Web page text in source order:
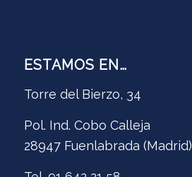
ESTAMOS EN…
Torre del Bierzo, 34
Pol. Ind. Cobo Calleja
28947 Fuenlabrada (Madrid)